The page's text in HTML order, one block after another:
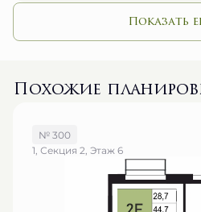
Показать
Похожие
№ 300
1, Секция 2, Этаж 6